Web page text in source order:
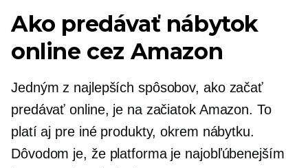
Ako predávať nábytok
online cez Amazon
Jedným z najlepších spôsobov, ako začať
predávať online, je na začiatok Amazon. To
platí aj pre iné produkty, okrem nábytku.
Dôvodom je, že platforma je najobľúbenejším